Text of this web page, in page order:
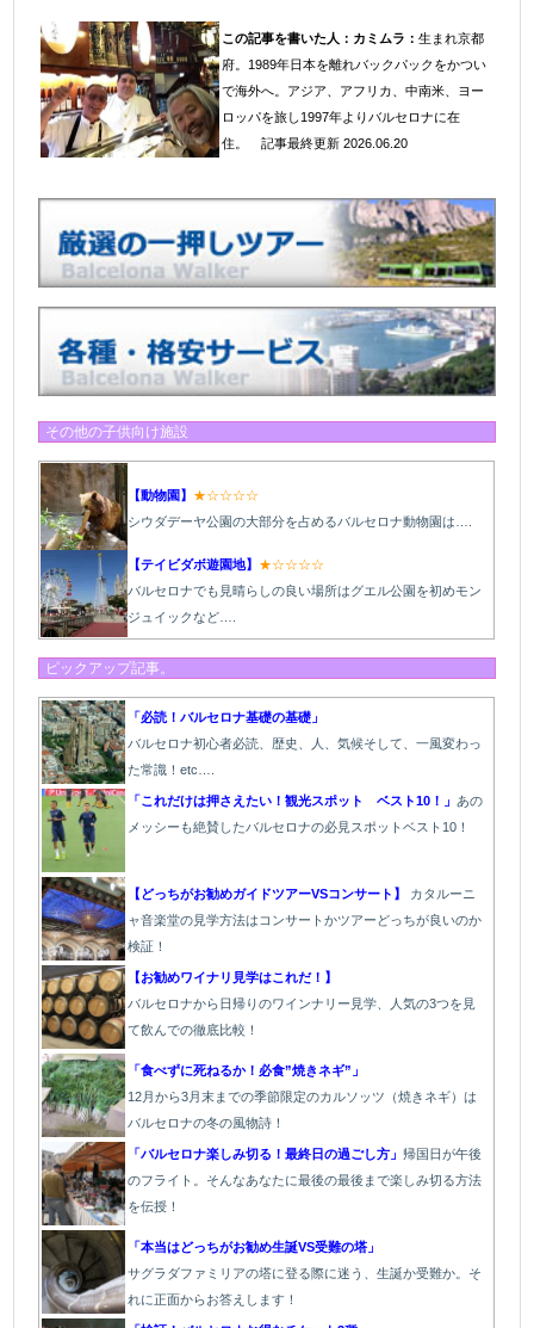
この記事を書いた人： カミムラ：生まれ京都
府。1989年日本を離れバックパックをかつい
で海外へ。アジア、アフリカ、中南米、ヨー
ロッパを旅し1997年よりバルセロナに在
住。記事最終更新 2026.06.20
その他の子供向け施設
【動物園】 ★☆☆☆☆
シウダデーヤ公園の大部分を占めるバルセロナ動物園は….
【テイビダボ遊園地】 ★☆☆☆☆
バルセロナでも見晴らしの良い場所はグエル公園を初めモン
ジュイックなど….
ピックアップ記事。
「必読！バルセロナ基礎の基礎」
バルセロナ初心者必読、歴史、人、気候そして、一風変わっ
た常識！etc….
「これだけは押さえたい！観光スポット ベスト10！」 あの
メッシーも絶賛したバルセロナの必見スポットベスト10！
【どっちがお勧めガイドツアーVSコンサート】 カタルーニ
ャ音楽堂の見学方法はコンサートかツアーどっちが良いのか
検証！
【お勧めワイナリ見学はこれだ！】
バルセロナから日帰りのワインナリー見学、人気の3つを見
て飲んでの徹底比較！
「食べずに死ねるか！必食”焼きネギ”」
12月から3月末までの季節限定のカルソッツ（焼きネギ）は
バルセロナの冬の風物詩！
「バルセロナ楽しみ切る！最終日の過ごし方」帰国日が午後
のフライト。そんなあなたに最後の最後まで楽しみ切る方法
を伝授！
「本当はどっちがお勧め生誕VS受難の塔」
サグラダファミリアの塔に登る際に迷う、生誕か受難か。そ
れに正面からお答えします！